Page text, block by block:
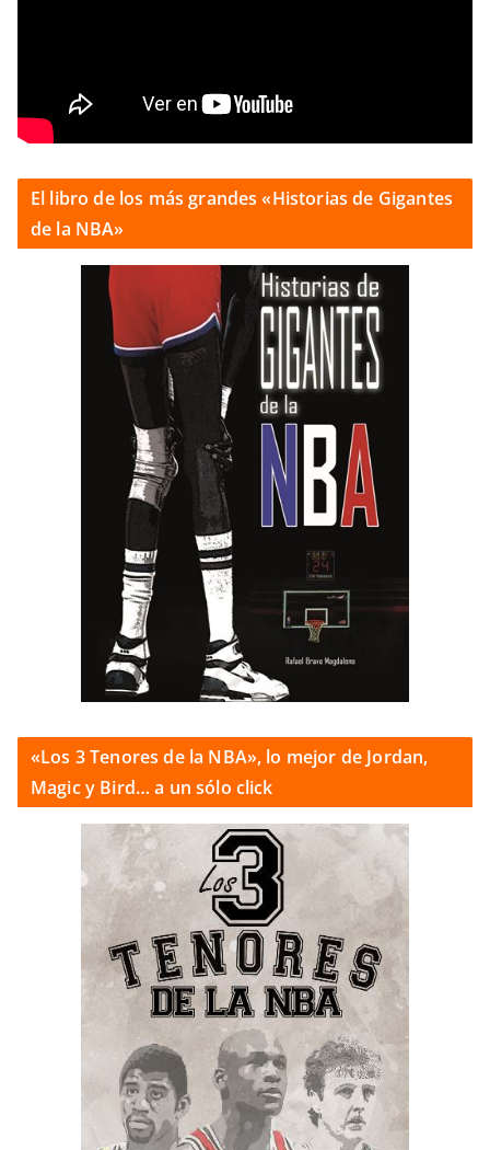
El libro de los más grandes «Historias de Gigantes
de la NBA»
«Los 3 Tenores de la NBA», lo mejor de Jordan,
Magic y Bird… a un sólo click